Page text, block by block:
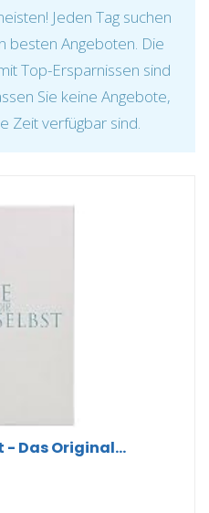
Jeden Tag suchen
besten Angeboten. Die
Top-Ersparnissen sind
Sie keine Angebote,
Zeit verfügbar sind.
- Das Original...